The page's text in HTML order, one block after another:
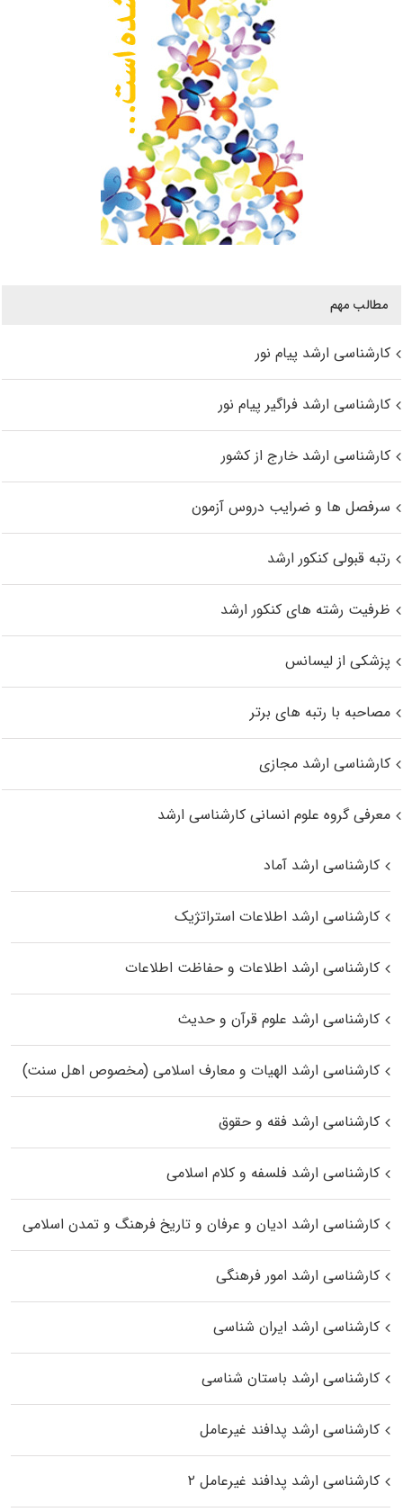
مطالب مهم
کارشناسی ارشد پیام نور
کارشناسی ارشد فراگیر پیام نور
کارشناسی ارشد خارج از کشور
سرفصل ها و ضرایب دروس آزمون
رتبه قبولی کنکور ارشد
ظرفیت رشته های کنکور ارشد
پزشکی از لیسانس
مصاحبه با رتبه های برتر
کارشناسی ارشد مجازی
معرفی گروه علوم انسانی کارشناسی ارشد
کارشناسی ارشد آماد
کارشناسی ارشد اطلاعات استراتژیک
کارشناسی ارشد اطلاعات و حفاظت اطلاعات
کارشناسی ارشد علوم قرآن و حدیث
کارشناسی ارشد الهیات و معارف اسلامی (مخصوص اهل سنت)
کارشناسی ارشد فقه و حقوق
کارشناسی ارشد فلسفه و کلام اسلامی
کارشناسی ارشد ادیان و عرفان و تاریخ فرهنگ و تمدن اسلامی
کارشناسی ارشد امور فرهنگی
کارشناسی ارشد ایران شناسی
کارشناسی ارشد باستان شناسی
کارشناسی ارشد پدافند غیرعامل
کارشناسی ارشد پدافند غیرعامل ۲